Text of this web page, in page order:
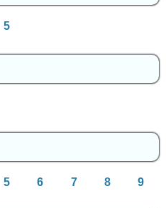
5
5 6 7 8 9